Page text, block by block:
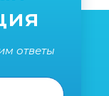
ответы